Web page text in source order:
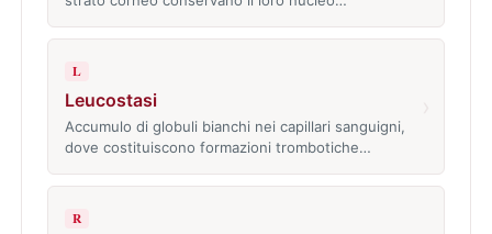
L
Leucostasi
Accumulo di globuli bianchi nei capillari sanguigni,
dove costituiscono formazioni trombotiche…
R